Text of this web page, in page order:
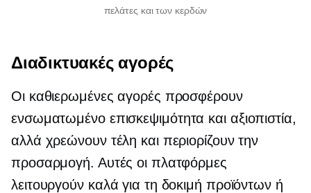
πελάτες και των κερδών
Διαδικτυακές αγορές
Οι καθιερωμένες αγορές προσφέρουν
ενσωματωμένοεπισκεψιμότητα και αξιοπιστία,
αλλά χρεώνουν τέλη και περιορίζουν την
προσαρμογή. Αυτές οι πλατφόρμες
λειτουργούν καλά για τη δοκιμή προϊόντων ή